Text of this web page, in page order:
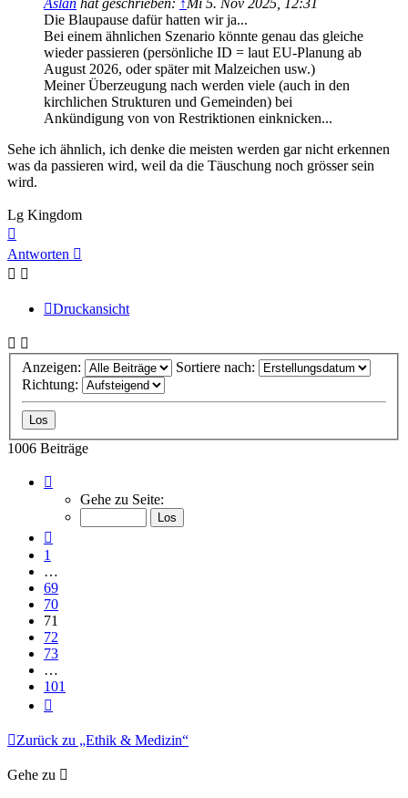
Die Blaupause dafür hatten wir ja...
Bei einem ähnlichen Szenario könnte genau das gleiche
wieder passieren (persönliche ID = laut EU-Planung ab
August 2026, oder später mit Malzeichen usw.)
Meiner Überzeugung nach werden viele (auch in den
kirchlichen Strukturen und Gemeinden) bei
Ankündigung von von Restriktionen einknicken...
Sehe ich ähnlich, ich denke die meisten werden gar nicht erkennen
was da passieren wird, weil da die Täuschung noch grösser sein
wird.
Lg Kingdom
oben
Antworten
Druckansicht
Anzeigen:
Sortiere nach:
Richtung:
1006 Beiträge
71
von
Gehe zu Seite:
1
…
69
70
71
72
73
…
101
Zurück zu „Ethik & Medizin“
Gehe zu